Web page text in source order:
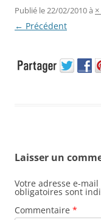
Publié le22/02/2010à ×
← Précédent
Laisser un
Votre adresse e-
obligatoires sont
Commentaire *